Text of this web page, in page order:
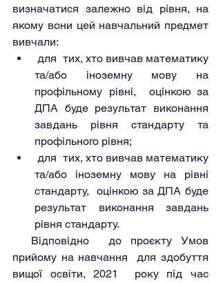
визначатися залежно від рівня, на
якому вони цей навчальний предмет
вивчали:
для  тих, хто вивчав математику
та/або іноземну мову на
профільному рівні,  оцінкою за
ДПА буде результат виконання
завдань рівня стандарту та
профільного рівня;
для  тих, хто вивчав математику
та/або іноземну мову на рівні
стандарту,  оцінкою за ДПА буде
результат виконання завдань
рівня стандарту.
прийому на навчання  для здобуття
вищої освіти, 2021  року під час